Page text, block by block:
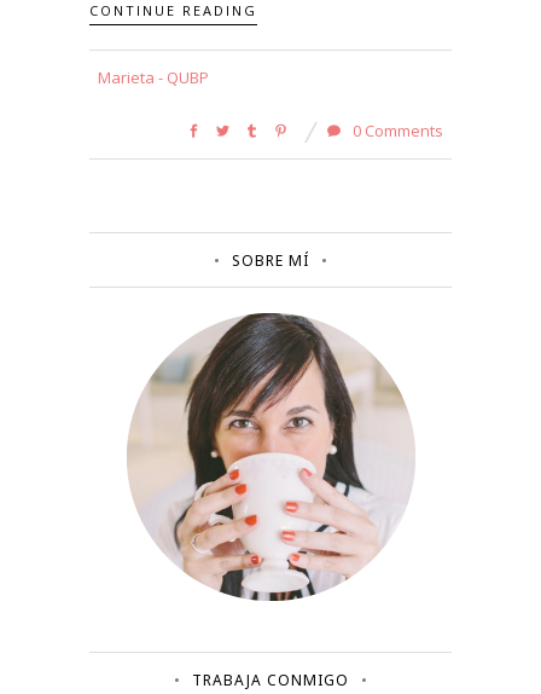
CONTINUE READING
Marieta - QUBP
0 Comments
SOBRE MÍ
TRABAJA CONMIGO